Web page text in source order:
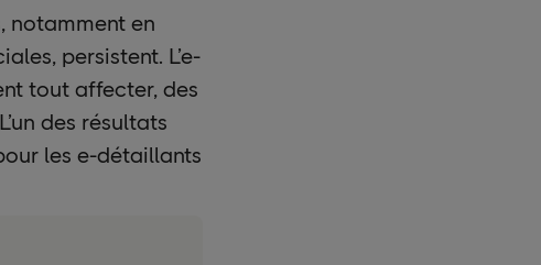
notamment en
persistent. L’e-
tout affecter, des
des résultats
les e-détaillants